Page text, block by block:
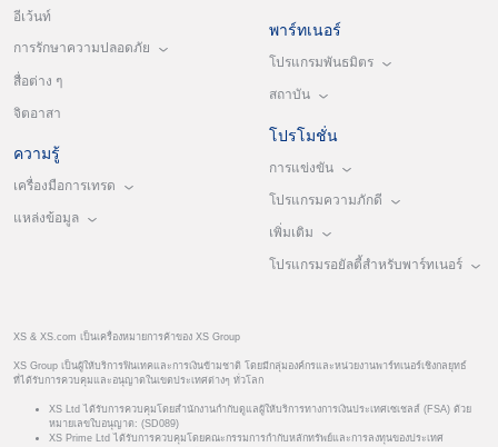
อีเว้นท์
การรักษาความปลอดภัย
สื่อต่าง ๆ
จิตอาสา
ความรู้
เครื่องมือการเทรด
แหล่งข้อมูล
พาร์ทเนอร์
โปรแกรมพันธมิตร
สถาบัน
โปรโมชั่น
การแข่งขัน
โปรแกรมความภักดี
เพิ่มเติม
โปรแกรมรอยัลตี้สำหรับพาร์ทเนอร์
XS & XS.com เป็นเครื่องหมายการค้าของ XS Group
XS Group เป็นผู้ให้บริการฟินเทคและการเงินข้ามชาติ โดยมีกลุ่มองค์กรและหน่วยงานพาร์ทเนอร์เชิงกลยุทธ์
ที่ได้รับการควบคุมและอนุญาตในเขตประเทศต่างๆ ทั่วโลก
XS Ltd ได้รับการควบคุมโดยสำนักงานกำกับดูแลผู้ให้บริการทางการเงินประเทศเซเชลส์ (FSA) ด้วย
หมายเลขใบอนุญาต: (SD089)
XS Prime Ltd ได้รับการควบคุมโดยคณะกรรมการกำกับหลักทรัพย์และการลงทุนของประเทศ